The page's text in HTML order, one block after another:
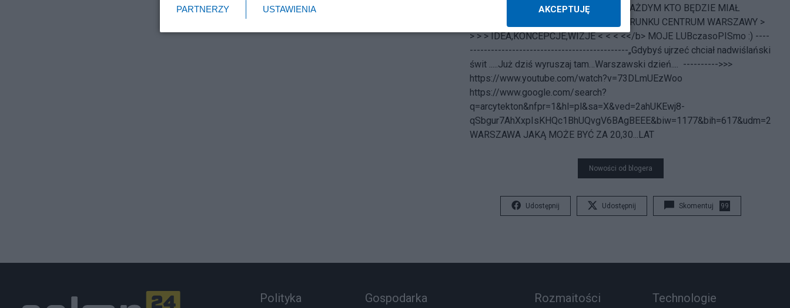
MOSKWIE. ZREALIZUJĘ PROJEKT Z KAŻDYM KTO BĘDZIE MIAŁ
WPŁYW NA ZMIANĘ OBECNEGO WIZERUNKU CENTRUM WARSZAWY >
> > > IDEA,KONCEPCJE,WIZJE < < < <</b> MOJE LUBczasoPISmo :) ----
---------------------------------------------„Gdybyś ujrzeć chciał nadwiślański
świt .....Już dziś wyruszaj tam…Warszawski dzień.... ---------->>>
https://www.youtube.com/watch?v=73DLmUEzWoo
https://www.google.com/search?
q=arcytekton&nfpr=1&hl=pl&sa=X&ved=2ahUKEwj8-
qSbgur7AhXxpIsKHQc1BhUQvgV6BAgBEEE&biw=1177&bih=617&udm=2
WARSZAWA JAKĄ MOŻE BYĆ ZA 20,30...LAT
Nowości od blogera
Udostępnij Udostępnij Skomentuj 99
Polityka Gospodarka Rozmaitości Technologie
PARTNERZY USTAWIENIA AKCEPTUJĘ